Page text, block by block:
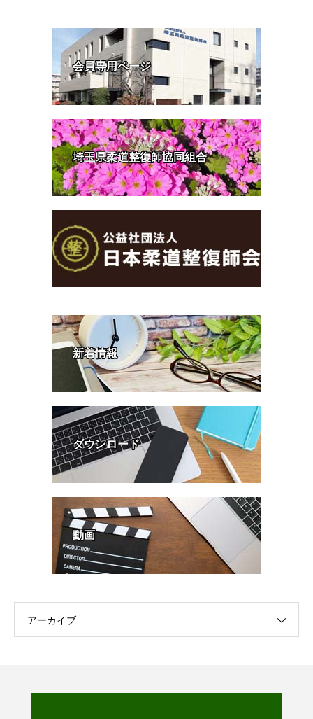
会員専用ページ
埼玉県柔道整復師協同組合
新着情報
ダウンロード
動画
アーカイブ